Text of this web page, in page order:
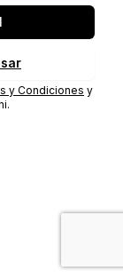
y Condiciones y